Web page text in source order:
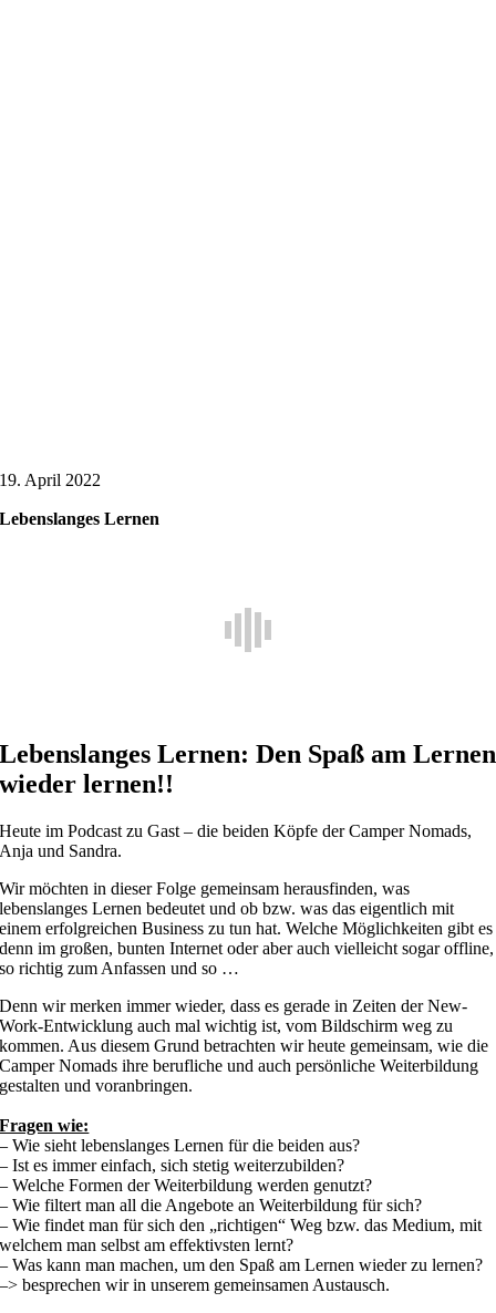
19. April 2022
Lebenslanges Lernen
Lebenslanges Lernen: Den Spaß am Lernen
wieder lernen!!
Heute im Podcast zu Gast – die beiden Köpfe der Camper Nomads,
Anja und Sandra.
Wir möchten in dieser Folge gemeinsam herausfinden, was
lebenslanges Lernen bedeutet und ob bzw. was das eigentlich mit
einem erfolgreichen Business zu tun hat. Welche Möglichkeiten gibt es
denn im großen, bunten Internet oder aber auch vielleicht sogar offline,
so richtig zum Anfassen und so …
Denn wir merken immer wieder, dass es gerade in Zeiten der New-
Work-Entwicklung auch mal wichtig ist, vom Bildschirm weg zu
kommen. Aus diesem Grund betrachten wir heute gemeinsam, wie die
Camper Nomads ihre berufliche und auch persönliche Weiterbildung
gestalten und voranbringen.
Fragen wie:
– Wie sieht lebenslanges Lernen für die beiden aus?
– Ist es immer einfach, sich stetig weiterzubilden?
– Welche Formen der Weiterbildung werden genutzt?
– Wie filtert man all die Angebote an Weiterbildung für sich?
– Wie findet man für sich den „richtigen“ Weg bzw. das Medium, mit
welchem man selbst am effektivsten lernt?
– Was kann man machen, um den Spaß am Lernen wieder zu lernen?
–> besprechen wir in unserem gemeinsamen Austausch.